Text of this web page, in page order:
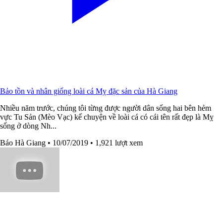
Bảo tồn và nhân giống loài cá Mỵ đặc sản của Hà Giang
Nhiều năm trước, chúng tôi từng được người dân sống hai bên hẻm
vực Tu Sản (Mèo Vạc) kể chuyện về loài cá có cái tên rất đẹp là Mỵ
sống ở dòng Nh...
Báo Hà Giang • 10/07/2019 • 1,921 lượt xem